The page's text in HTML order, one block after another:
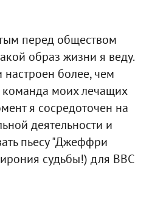
перед обществом
образ жизни я веду.
более, чем
команда моих лечащих
я сосредоточен на
деятельности и
пьесу "Джеффри
судьбы!) для BBC